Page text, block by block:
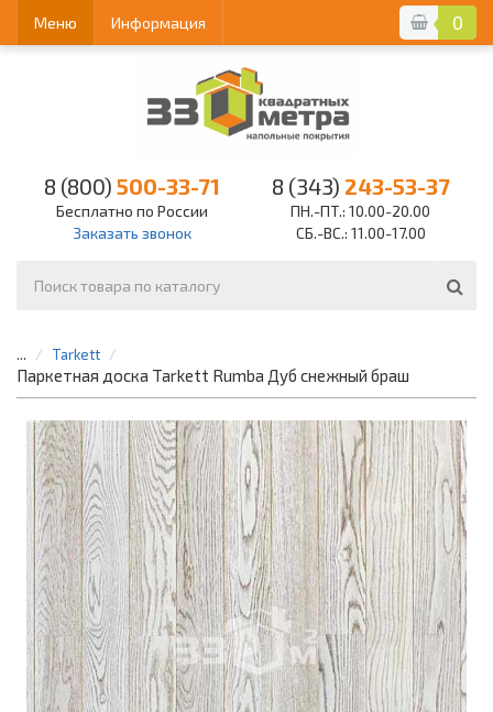
0
Меню Информация
8 (800) 500-33-71
Бесплатно по России
Заказать звонок
8 (343) 243-53-37
ПН.-ПТ.: 10.00-20.00
СБ.-ВС.: 11.00-17.00
... Tarkett
Паркетная доска Tarkett Rumba Дуб снежный браш